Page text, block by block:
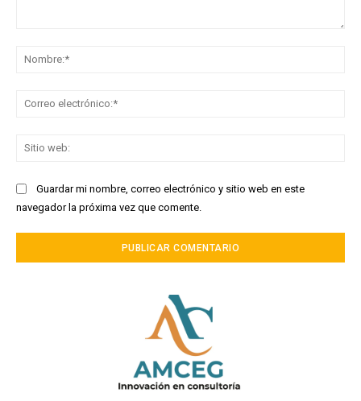
Guardar mi nombre, correo electrónico y sitio web en este
navegador la próxima vez que comente.